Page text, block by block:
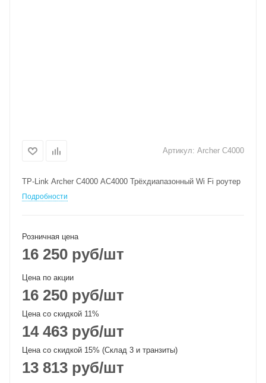
Артикул: Archer C4000
TP-Link Archer C4000 AC4000 Трёхдиапазонный Wi Fi роутер
Подробности
Розничная цена
16 250 руб/шт
Цена по акции
16 250 руб/шт
Цена со скидкой 11%
14 463 руб/шт
Цена со скидкой 15% (Склад 3 и транзиты)
13 813 руб/шт